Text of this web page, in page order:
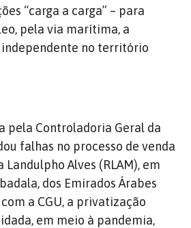
“carga a carga” – para
pela via marítima, a
no território
pela Controladoria Geral da
falhas no processo de venda
Alves (RLAM), em
dos Emirados Árabes
a CGU, a privatização
em meio à pandemia,